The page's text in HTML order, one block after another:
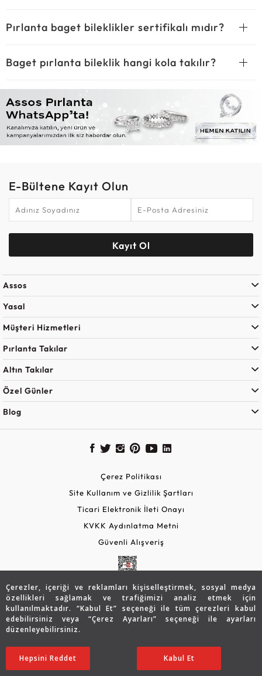
Çerezler, içeriği ve reklamları kişiselleştirmek, sosyal medya
özellikleri sağlamak ve trafiğimizi analiz etmek için
kullanılmaktadır. “Kabul Et” seçeneği ile tüm çerezleri kabul
edebilirsiniz veya “Çerez Ayarları” seçeneği ile ayarları
düzenleyebilirsiniz.
Ayarları Düzenle
Hepsini Reddet Kabul Et
Pırlanta baget bileklikler sertifikalı mıdır?
Baget pırlanta bileklik hangi kola takılır?
E-Bültene Kayıt Olun
Kayıt Ol
Assos
Yasal
Müşteri Hizmetleri
Pırlanta Takılar
Altın Takılar
Özel Günler
Blog
Çerez Politikası
Site Kullanım ve Gizlilik Şartları
Ticari Elektronik İleti Onayı
KVKK Aydınlatma Metni
Güvenli Alışveriş